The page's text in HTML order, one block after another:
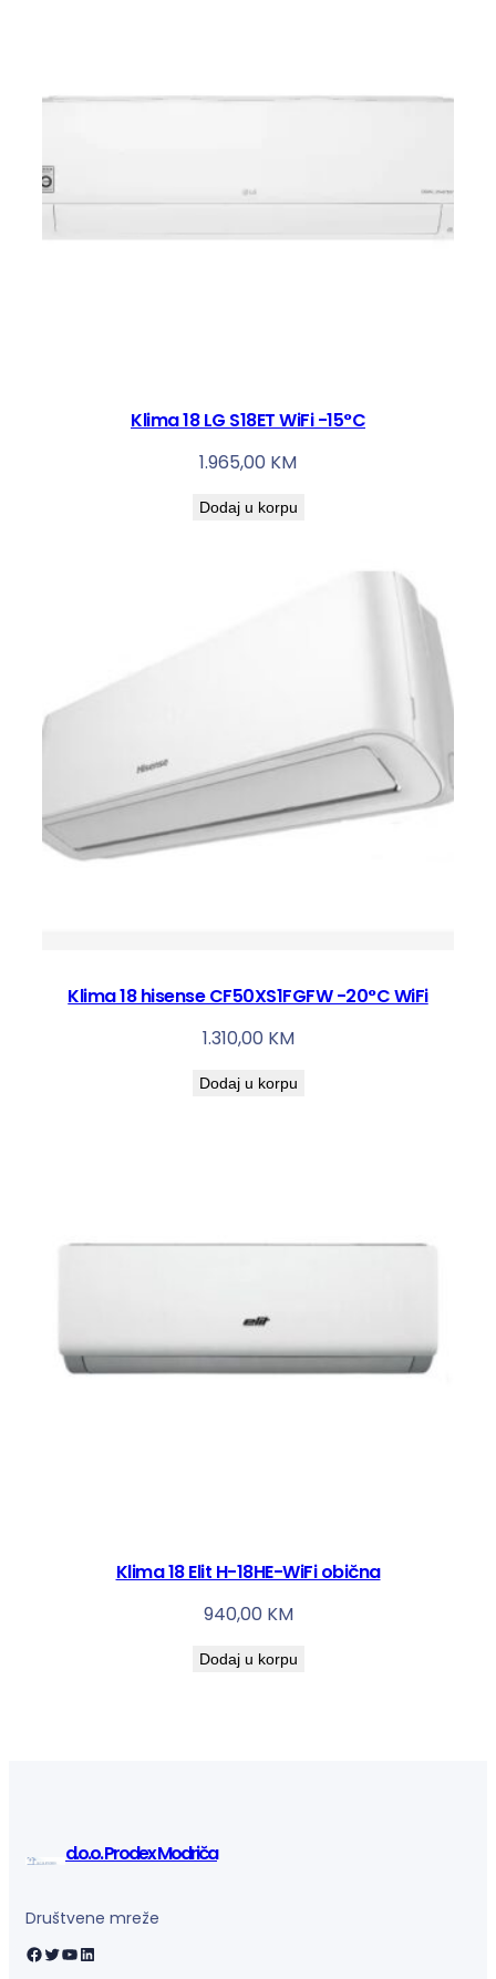
Klima 18 LG S18ET WiFi -15°C
1.965,00 KM
Dodaj u korpu
Klima 18 hisense CF50XS1FGFW -20°C WiFi
1.310,00 KM
Dodaj u korpu
Klima 18 Elit H-18HE-WiFi obična
940,00 KM
Dodaj u korpu
d.o.o. Prodex Modriča
Društvene mreže
Facebook Twitter YouTube LinkedIn